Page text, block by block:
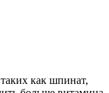
как шпинат,